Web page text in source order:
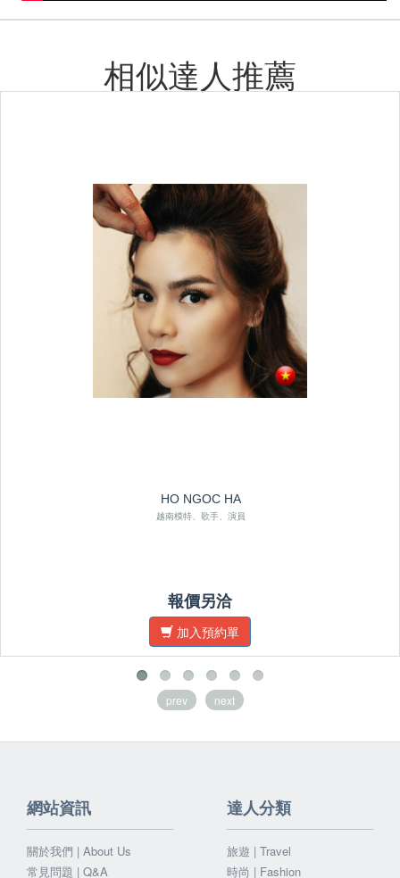
相似達人推薦
HO NGOC HA
越南模特、歌手、演員
報價另洽
加入預約單
prev next
網站資訊
關於我們 | About Us
常見問題 | Q&A
達人分類
旅遊 | Travel
時尚 | Fashion